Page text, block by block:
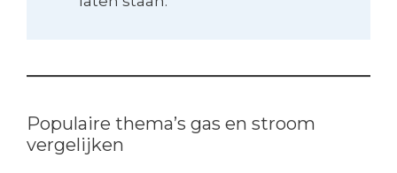
Populaire thema’s gas en stroom
vergelijken